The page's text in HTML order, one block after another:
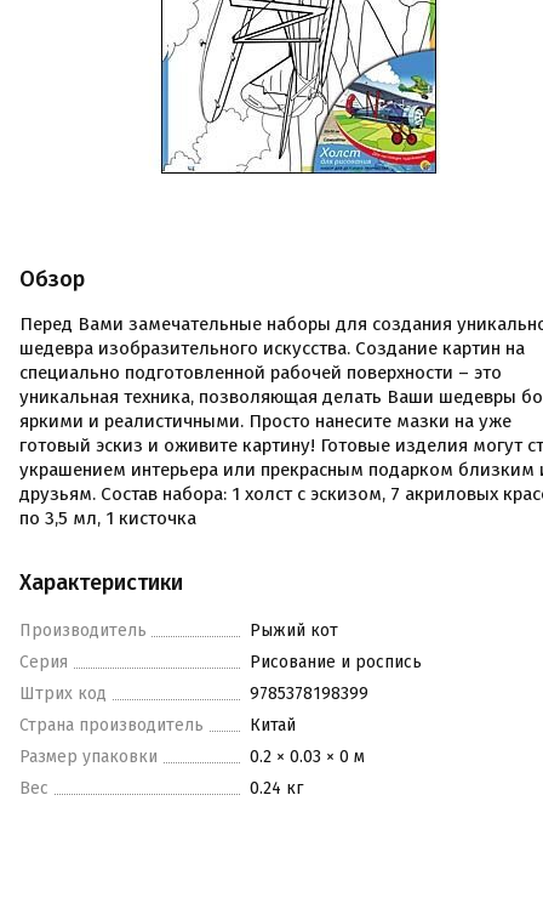
Обзор
Перед Вами замечательные наборы для создания
шедевра изобразительного искусства. Создание картин на
специально подготовленной рабочей поверхности – это
уникальная техника, позволяющая делать Ваши шедевры
яркими и реалистичными. Просто нанесите мазки на уже
готовый эскиз и оживите картину! Готовые изделия могут
украшением интерьера или прекрасным подарком близким
друзьям. Состав набора: 1 холст с эскизом, 7 акриловых
по 3,5 мл, 1 кисточка
Характеристики
Производитель
Рыжий кот
Серия
Рисование и роспись
Штрих код
9785378198399
Страна производитель
Китай
Размер упаковки
0.2 × 0.03 × 0 м
Вес
0.24 кг